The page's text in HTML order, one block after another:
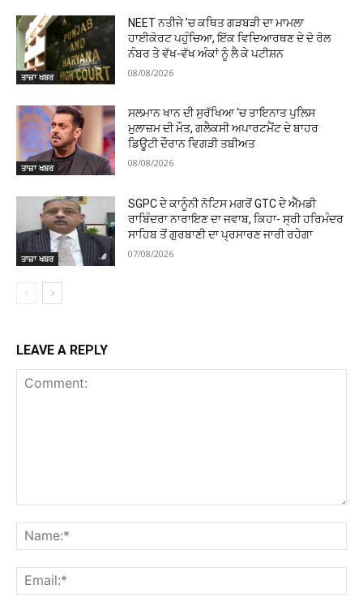
ਤਾਜ਼ਾ ਖਬਰ
NEET ਨਤੀਜੇ ’ਚ ਕਥਿਤ ਗੜਬੜੀ ਦਾ ਮਾਮਲਾ
ਹਾਈਕੋਰਟ ਪਹੁੰਚਿਆ, ਇੱਕ ਵਿਦਿਆਰਥਣ ਦੇ ਦੋ ਰੋਲ
ਨੰਬਰ ਤੇ ਵੱਖ-ਵੱਖ ਅੰਕਾਂ ਨੂੰ ਲੈ ਕੇ ਪਟੀਸ਼ਨ
08/08/2026
ਤਾਜ਼ਾ ਖਬਰ
ਸਲਮਾਨ ਖਾਨ ਦੀ ਸੁਰੱਖਿਆ ‘ਚ ਤਾਇਨਾਤ ਪੁਲਿਸ
ਮੁਲਾਜ਼ਮ ਦੀ ਮੌਤ, ਗਲੈਕਸੀ ਅਪਾਰਟਮੈਂਟ ਦੇ ਬਾਹਰ
ਡਿਊਟੀ ਦੌਰਾਨ ਵਿਗੜੀ ਤਬੀਅਤ
08/08/2026
ਤਾਜ਼ਾ ਖਬਰ
SGPC ਦੇ ਕਾਨੂੰਨੀ ਨੋਟਿਸ ਮਗਰੋਂ GTC ਦੇ ਐੱਮਡੀ
ਰਾਬਿੰਦਰਾ ਨਾਰਾਇਣ ਦਾ ਜਵਾਬ, ਕਿਹਾ- ਸ੍ਰੀ ਹਰਿਮੰਦਰ
ਸਾਹਿਬ ਤੋਂ ਗੁਰਬਾਣੀ ਦਾ ਪ੍ਰਸਾਰਣ ਜਾਰੀ ਰਹੇਗਾ
07/08/2026
LEAVE A REPLY